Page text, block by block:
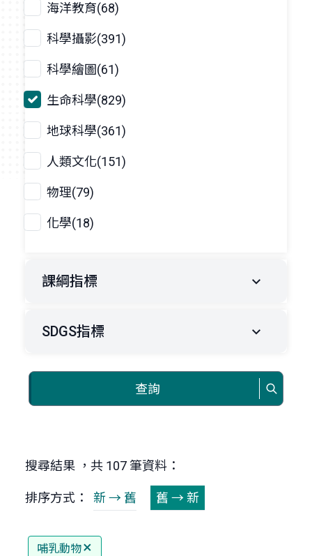
海洋教育(68)
科學攝影(391)
科學繪圖(61)
生命科學(829)
地球科學(361)
人類文化(151)
物理(79)
化學(18)
課綱指標
SDGS指標
查詢
搜尋結果 ，共 107 筆資料：
排序方式： 新 → 舊 舊 → 新
哺乳動物